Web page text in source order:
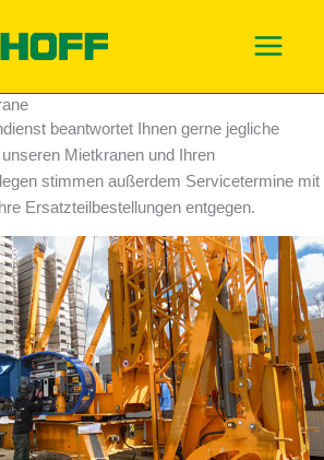
beantwortet Ihnen gerne jegliche
Mietkranen und Ihren
stimmen außerdem Servicetermine mit
Ersatzteilbestellungen entgegen.